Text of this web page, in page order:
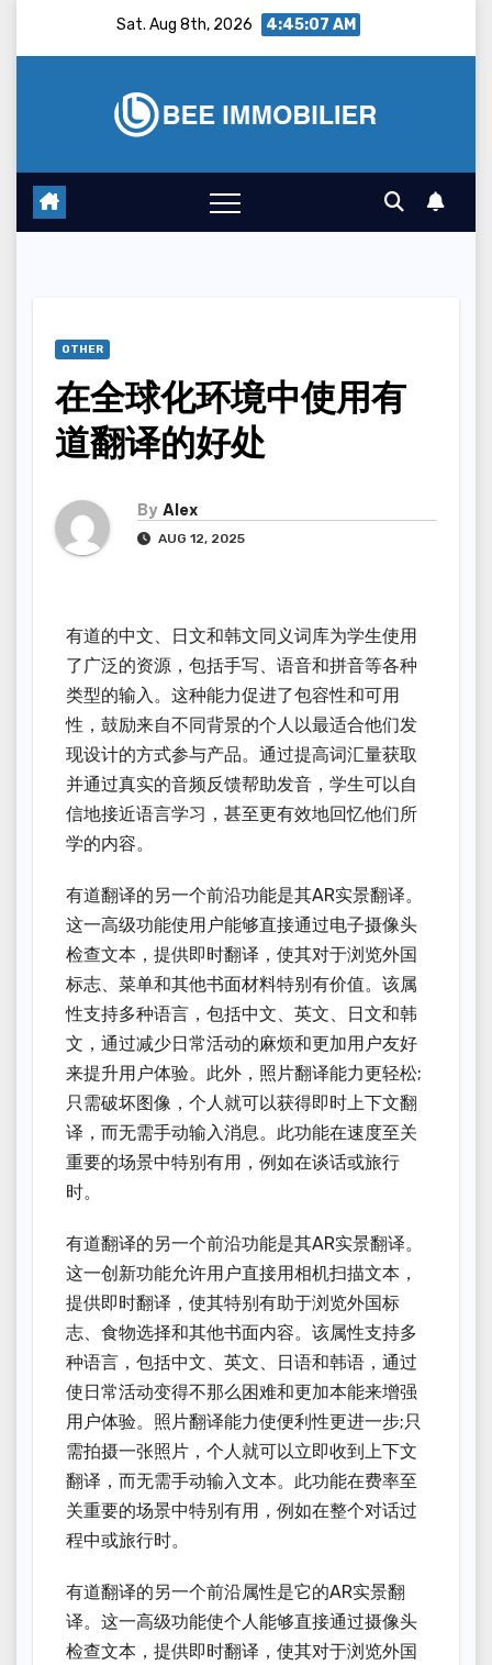
Sat. Aug 8th, 2026 4:45:08 AM
OTHER
在全球化环境中使用有
道翻译的好处
By Alex
AUG 12, 2025
有道的中文、日文和韩文同义词库为学生使用
了广泛的资源，包括手写、语音和拼音等各种
类型的输入。这种能力促进了包容性和可用
性，鼓励来自不同背景的个人以最适合他们发
现设计的方式参与产品。通过提高词汇量获取
并通过真实的音频反馈帮助发音，学生可以自
信地接近语言学习，甚至更有效地回忆他们所
学的内容。
有道翻译的另一个前沿功能是其AR实景翻译。
这一高级功能使用户能够直接通过电子摄像头
检查文本，提供即时翻译，使其对于浏览外国
标志、菜单和其他书面材料特别有价值。该属
性支持多种语言，包括中文、英文、日文和韩
文，通过减少日常活动的麻烦和更加用户友好
来提升用户体验。此外，照片翻译能力更轻松;
只需破坏图像，个人就可以获得即时上下文翻
译，而无需手动输入消息。此功能在速度至关
重要的场景中特别有用，例如在谈话或旅行
时。
有道翻译的另一个前沿功能是其AR实景翻译。
这一创新功能允许用户直接用相机扫描文本，
提供即时翻译，使其特别有助于浏览外国标
志、食物选择和其他书面内容。该属性支持多
种语言，包括中文、英文、日语和韩语，通过
使日常活动变得不那么困难和更加本能来增强
用户体验。照片翻译能力使便利性更进一步;只
需拍摄一张照片，个人就可以立即收到上下文
翻译，而无需手动输入文本。此功能在费率至
关重要的场景中特别有用，例如在整个对话过
程中或旅行时。
有道翻译的另一个前沿属性是它的AR实景翻
译。这一高级功能使个人能够直接通过摄像头
检查文本，提供即时翻译，使其对于浏览外国